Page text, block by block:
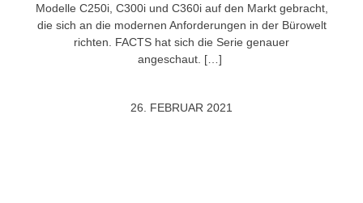
Modelle C250i, C300i und C360i auf den Markt gebracht,
die sich an die modernen Anforderungen in der Bürowelt
richten. FACTS hat sich die Serie genauer
angeschaut. […]
26. FEBRUAR 2021